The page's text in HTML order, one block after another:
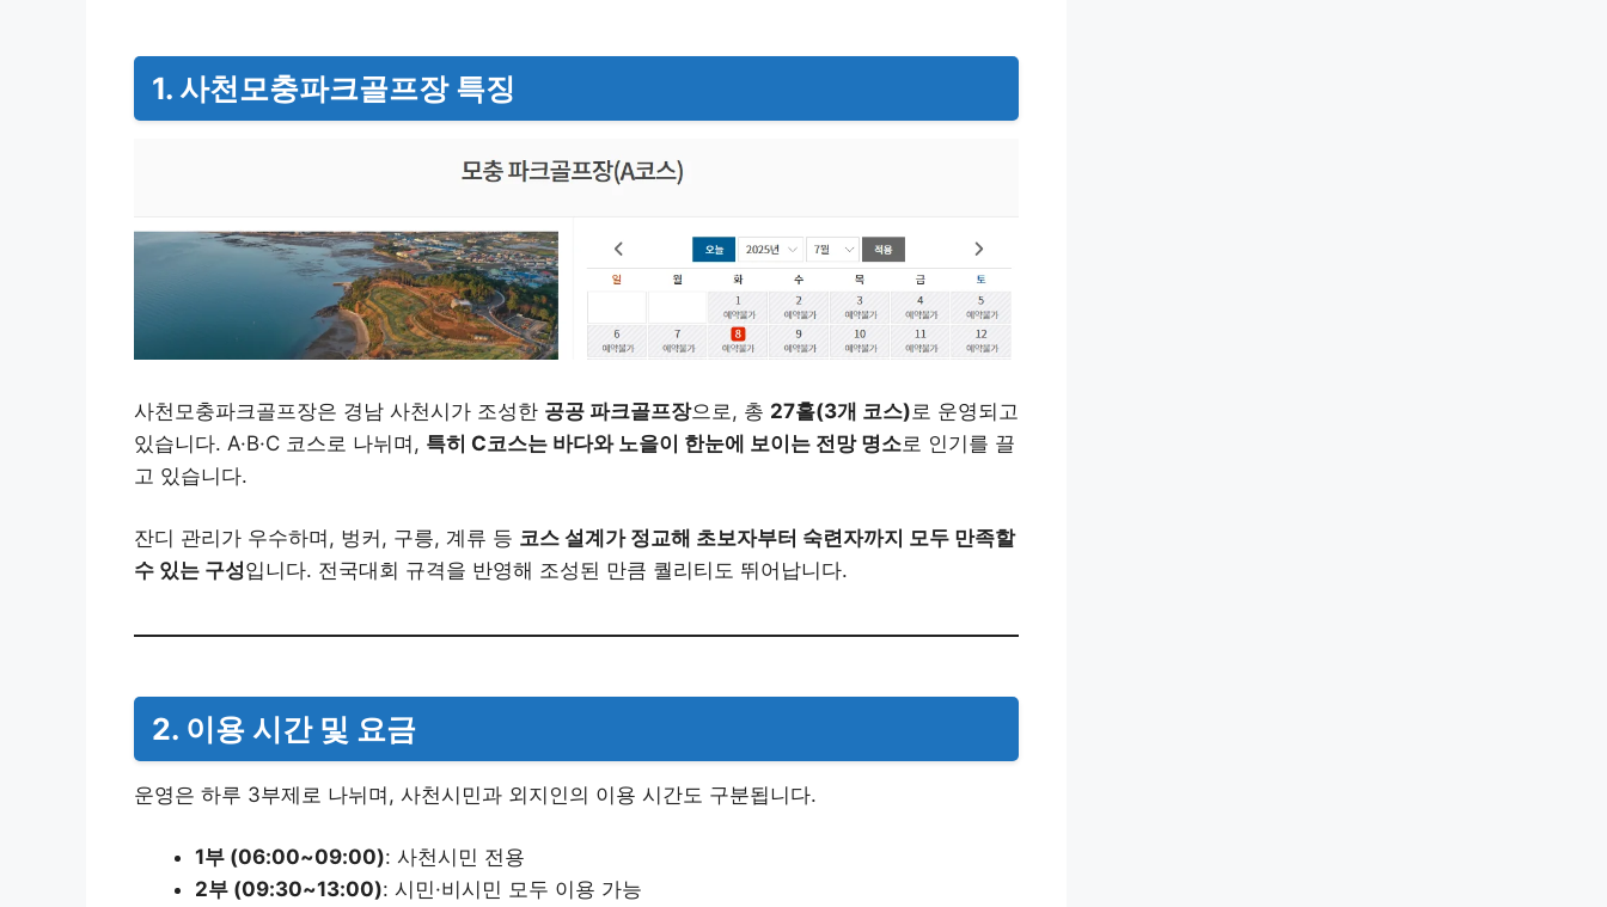
1. 사천모충파크골프장 특징
사천모충파크골프장은 경남 사천시가 조성한 공공 파크골프장으로, 총 27홀(3개 코스) 로 운영되고
있습니다. A·B·C 코스로 나뉘며, 특히 C코스는 바다와 노을이 한눈에 보이는 전망 명소로 인기를 끌
고 있습니다.
잔디 관리가 우수하며, 벙커, 구릉, 계류 등 코스 설계가 정교해 초보자부터 숙련자까지 모두 만족할
수 있는 구성입니다. 전국대회 규격을 반영해 조성된 만큼 퀄리티도 뛰어납니다.
2. 이용 시간 및 요금
운영은 하루 3부제로 나뉘며, 사천시민과 외지인의 이용 시간도 구분됩니다.
1부 (06:00~09:00): 사천시민 전용
2부 (09:30~13:00): 시민·비시민 모두 이용 가능